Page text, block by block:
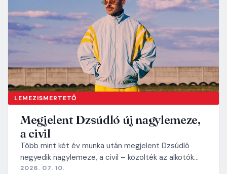
LEMEZISMERTETŐ
Megjelent Dzsúdló új nagylemeze,
a civil
Több mint két év munka után megjelent Dzsúdló
negyedik nagylemeze, a civil – közölték az alkotók…
2026. 07. 10.